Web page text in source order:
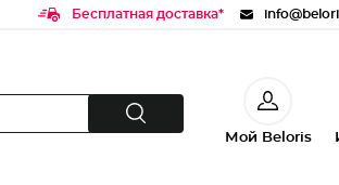
Бесплатная доставка*
Мой Beloris